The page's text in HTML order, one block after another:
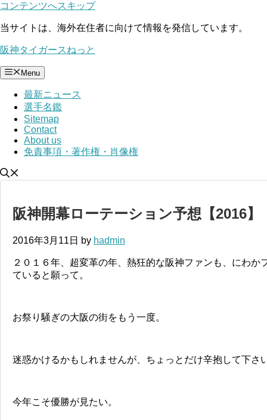
コンテンツへスキップ
当サイトは、海外在住者に向けて情報を発信しています。
阪神タイガースねっと
Menu
最新ニュース
選手名鑑
Sitemap
Contact
About us
免責事項・著作権・肖像権
阪神開幕ローテーション予想【2016】
2016年3月11日 by hadmin
２０１６年、超変革の年、熱狂的な阪神ファンも、にわか
ていると願って。
お祭り騒ぎの大阪の街をもう一度。
迷惑かけるかもしれませんが、ちょっとだけ辛抱して下さ
今年こそ優勝が見たい。